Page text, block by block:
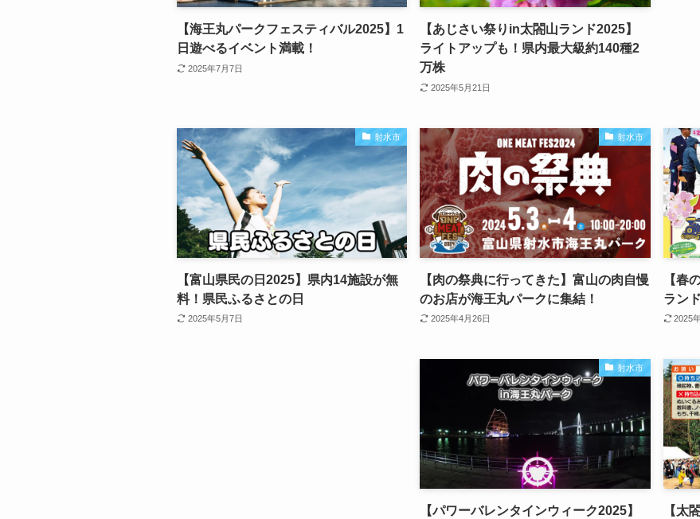
【海王丸パークフェスティバル2025】1
日遊べるイベント満載！
2025年7月7日
【あじさい祭りin太閤山ランド2025】
ライトアップも！県内最大級約140種2
万株
2025年5月21日
射水市
【富山県民の日2025】県内14施設が無
料！県民ふるさとの日
2025年5月7日
射水市
【肉の祭典に行ってきた】富山の肉自慢
のお店が海王丸パークに集結！
2025年4月26日
【春
ラン
2025
射水市
【パワーバレンタインウィーク2025】
【太